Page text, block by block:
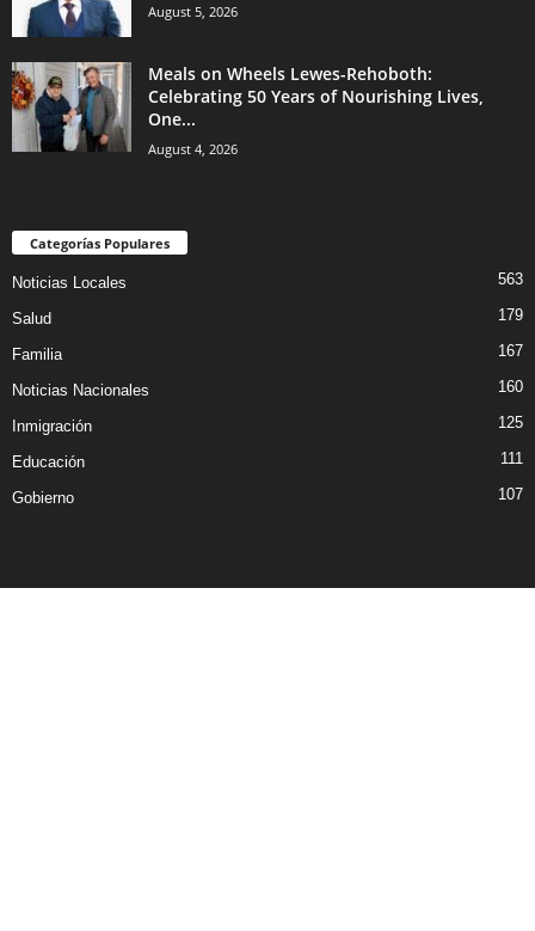
August 5, 2026
Meals on Wheels Lewes-Rehoboth:
Celebrating 50 Years of Nourishing Lives,
One...
August 4, 2026
Categorías Populares
Noticias Locales 563
Salud 179
Familia 167
Noticias Nacionales 160
Inmigración 125
Educación 111
Gobierno 107